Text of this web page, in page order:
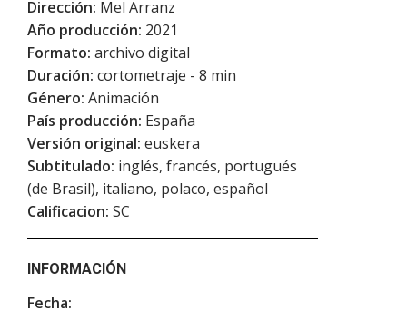
Dirección: Mel Arranz
Año producción: 2021
Formato: archivo digital
Duración: cortometraje - 8 min
Género: Animación
País producción: España
Versión original: euskera
Subtitulado: inglés, francés, portugués
(de Brasil), italiano, polaco, español
Calificacion: SC
INFORMACIÓN
Fecha: